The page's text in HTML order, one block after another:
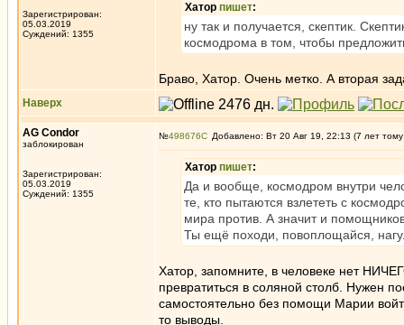
Зарегистрирован:
05.03.2019
Суждений: 1355
Хатор пишет:
ну так и получается, скептик.
космодрома в том, чтобы
Браво, Хатор. Очень метко. А вторая
Наверх
AG Condor
заблокирован
Зарегистрирован:
05.03.2019
Суждений: 1355
№498676 Добавлено: Вт 20 Авг 19, 22:13 (7 лет
Хатор пишет:
Да и вообще, космодром внутри
те, кто пытаются взлететь с
мира против. А значит и
Ты ещё походи, повоплощайся,
Хатор, запомните, в человеке нет
превратиться в соляной столб. Нужен
самостоятельно без помощи Марии
то выводы.